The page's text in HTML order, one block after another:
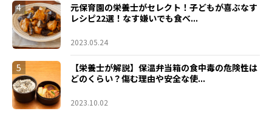
4
元保育園の栄養士がセレクト！子どもが喜ぶなす
レシピ22選！なす嫌いでも食べ...
2023.05.24
5
【栄養士が解説】保温弁当箱の食中毒の危険性は
どのくらい？傷む理由や安全な使...
2023.10.02